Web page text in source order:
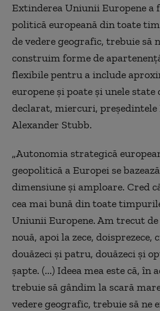
Extinderea Uniunii Europene a
politică europeană din toate
de vedere geografic, trebuie să
construim forme de
flexibile pentru a include
europene şi poate şi unele
declarat, miercuri, preşedintele
Alexander Stubb.
„Autonomia strategică
geopolitică a Europei se
dimensiune şi amploare. Cred
cea mai bună din toate
Uniunii Europene. Am trecut
nouă, apoi la zece, doisprezece,
douăzeci şi patru, douăzeci şi
şapte. (...) Ideea mea este că, în
trebuie să gândim la scară
vedere geografic, trebuie să ne